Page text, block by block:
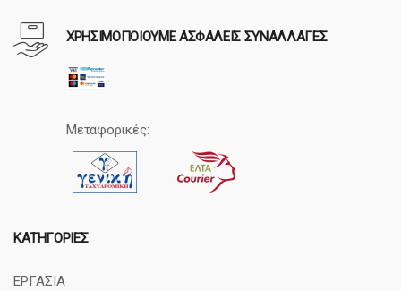
ΧΡΗΣΙΜΟΠΟΙΟΥΜΕ ΑΣΦΑΛΕΙΣ ΣΥΝΑΛΛΑΓΕΣ
Μεταφορικές:
ΚΑΤΗΓΟΡΊΕΣ
ΕΡΓΑΣΙΑ